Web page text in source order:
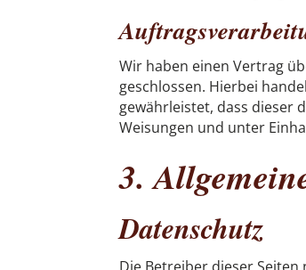
Wir haben einen Vertrag
geschlossen. Hierbei
gewährleistet, dass dieser
Weisungen und unter
3.
Datenschutz
Die Betreiber dieser